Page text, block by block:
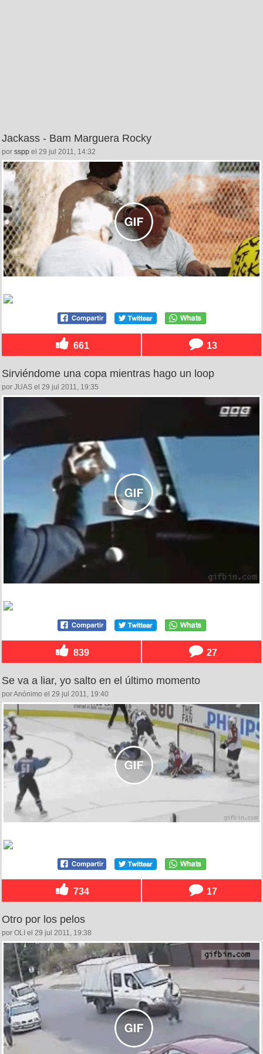
Jackass - Bam Marguera Rocky
por sspp el 29 jul 2011, 14:32
661 13
Sirviéndome una copa mientras hago un loop
por JUAS el 29 jul 2011, 19:35
839 27
Se va a liar, yo salto en el último momento
por Anónimo el 29 jul 2011, 19:40
734 17
Otro por los pelos
por OLI el 29 jul 2011, 19:38